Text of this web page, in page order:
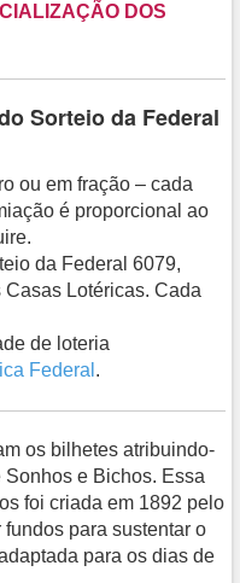
DOS
Sorteio da Federal
ou em fração – cada
é proporcional ao
da Federal 6079,
Lotéricas. Cada
de loteria
Federal .
os bilhetes atribuindo-
Sonhos e Bichos. Essa
foi criada em 1892 pelo
para sustentar o
para os dias de